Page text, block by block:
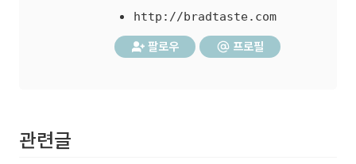
http://bradtaste.com
팔로우 프로필
관련글